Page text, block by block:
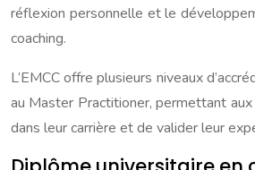
réflexion personnelle et le
coaching.
L’EMCC offre plusieurs niveaux
au Master Practitioner, permettant
dans leur carrière et de valider leur